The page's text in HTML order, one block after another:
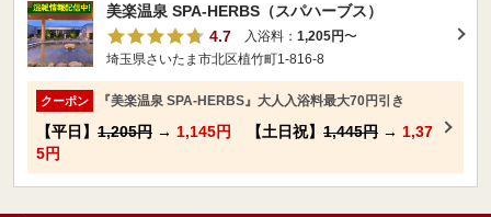
美楽温泉 SPA-HERBS（スパハーブス）
4.7
入浴料： 1,205円〜
埼玉県さいたま市北区植竹町1-816-8
クーポン 『美楽温泉 SPA-HERBS』大人入浴料最大70円引き
【平日】 1,205円 → 1,145円 【土日祝】 1,445円 → 1,37
5円